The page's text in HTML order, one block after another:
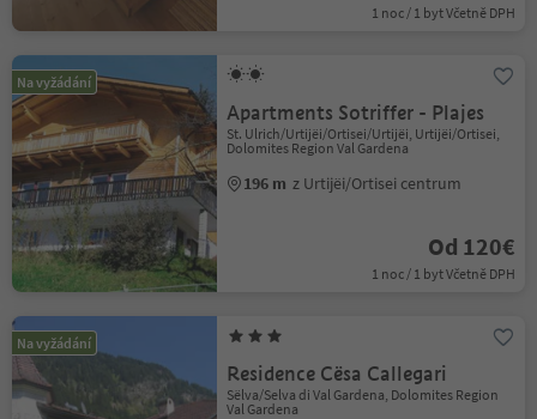
1 noc / 1 byt Včetně DPH
Na vyžádání
Apartments Sotriffer - Plajes
St. Ulrich/Urtijëi/Ortisei/Urtijëi, Urtijëi/Ortisei,
Dolomites Region Val Gardena
196 m z Urtijëi/Ortisei centrum
Od 120€
1 noc / 1 byt Včetně DPH
Na vyžádání
Residence Cësa Callegari
Sëlva/Selva di Val Gardena, Dolomites Region
Val Gardena